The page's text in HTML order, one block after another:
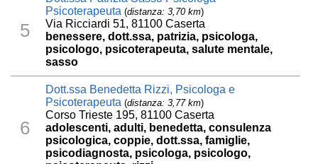
5
Psicoterapeuta (distanza: 3,70 km)
Via Ricciardi 51, 81100 Caserta
benessere, dott.ssa, patrizia, psicologa,
psicologo, psicoterapeuta, salute mentale,
sasso
6
Dott.ssa Benedetta Rizzi, Psicologa e
Psicoterapeuta (distanza: 3,77 km)
Corso Trieste 195, 81100 Caserta
adolescenti, adulti, benedetta, consulenza
psicologica, coppie, dott.ssa, famiglie,
psicodiagnosta, psicologa, psicologo,